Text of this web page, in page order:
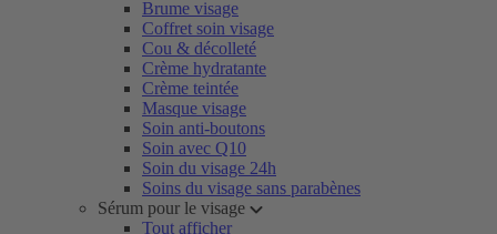
Brume visage
Coffret soin visage
Cou & décolleté
Crème hydratante
Crème teintée
Masque visage
Soin anti-boutons
Soin avec Q10
Soin du visage 24h
Soins du visage sans parabènes
Sérum pour le visage
Tout afficher